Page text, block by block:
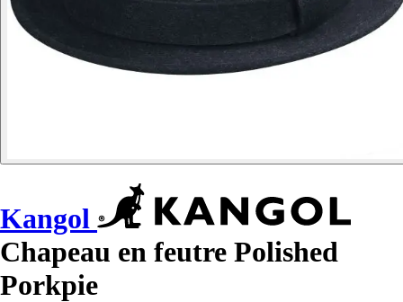
Kangol
Chapeau en feutre Polished
Porkpie